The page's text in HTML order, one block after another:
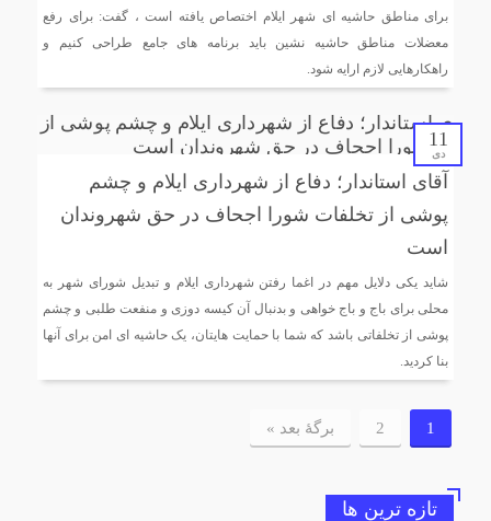
برای مناطق حاشیه ای شهر ایلام اختصاص یافته است ، گفت: برای رفع
معضلات مناطق حاشیه نشین باید برنامه های جامع طراحی کنیم و
راهکارهایی لازم ارایه شود.
11
دی
آقای استاندار؛ دفاع از شهرداری ایلام و چشم
پوشی از تخلفات شورا اجحاف در حق شهروندان
است
شاید یکی دلایل مهم در اغما رفتن شهرداری ایلام و تبدیل شورای شهر به
محلی برای باج و باج خواهی و بدنبال آن کیسه دوزی و منفعت طلبی و چشم
پوشی از تخلفاتی باشد که شما با حمایت هایتان، یک حاشیه ای امن برای آنها
بنا کردید.
1
2 برگهٔ بعد »
تازه ترین ها